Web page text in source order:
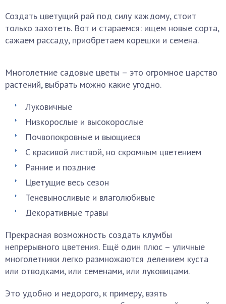
Создать цветущий рай под силу каждому, стоит
только захотеть. Вот и стараемся: ищем новые сорта,
сажаем рассаду, приобретаем корешки и семена.
Многолетние садовые цветы – это огромное царство
растений, выбрать можно какие угодно.
Луковичные
Низкорослые и высокорослые
Почвопокровные и вьющиеся
С красивой листвой, но скромным цветением
Ранние и поздние
Цветущие весь сезон
Теневыносливые и влаголюбивые
Декоративные травы
Прекрасная возможность создать клумбы
непрерывного цветения. Ещё один плюс – уличные
многолетники легко размножаются делением куста
или отводками, или семенами, или луковицами.
Это удобно и недорого, к примеру, взять